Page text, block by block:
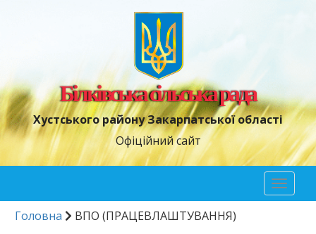
Білківська сільська рада
Хустського району Закарпатської області
Офіційний сайт
Toggle
Головна
ВПО (ПРАЦЕВЛАШТУВАННЯ)